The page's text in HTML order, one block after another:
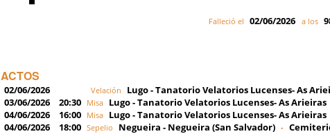
Falleció el 02/06/2026 a los
ACTOS
02/06/2026 Velación Lugo - Tanatorio Velatorios Lucenses- As
03/06/2026
20:30 Misa Lugo - Tanatorio Velatorios Lucenses- As Arieiras
04/06/2026
16:00 Misa Lugo - Tanatorio Velatorios Lucenses- As Arieiras
04/06/2026
18:00 Sepelio Negueira - Negueira (San Salvador) -